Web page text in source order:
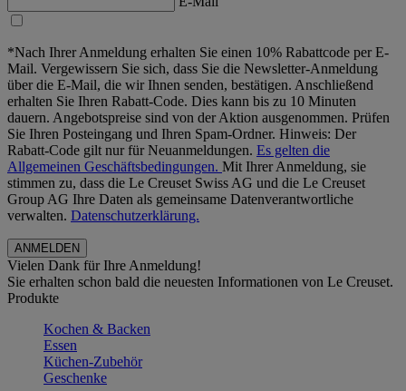
*Nach Ihrer Anmeldung erhalten Sie einen 10% Rabattcode per E-
Mail. Vergewissern Sie sich, dass Sie die Newsletter-Anmeldung
über die E-Mail, die wir Ihnen senden, bestätigen. Anschließend
erhalten Sie Ihren Rabatt-Code. Dies kann bis zu 10 Minuten
dauern. Angebotspreise sind von der Aktion ausgenommen. Prüfen
Sie Ihren Posteingang und Ihren Spam-Ordner. Hinweis: Der
Rabatt-Code gilt nur für Neuanmeldungen. Es gelten die
Allgemeinen Geschäftsbedingungen. Mit Ihrer Anmeldung, sie
stimmen zu, dass die Le Creuset Swiss AG und die Le Creuset
Group AG Ihre Daten als gemeinsame Datenverantwortliche
verwalten. Datenschutzerklärung.
Vielen Dank für Ihre Anmeldung!
Sie erhalten schon bald die neuesten Informationen von Le Creuset.
Produkte
Kochen & Backen
Essen
Küchen-Zubehör
Geschenke